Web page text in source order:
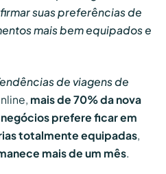
suas preferências de
mais bem equipados e
de viagens de
mais de 70% da nova
prefere ficar em
totalmente equipadas,
mais de um mês.